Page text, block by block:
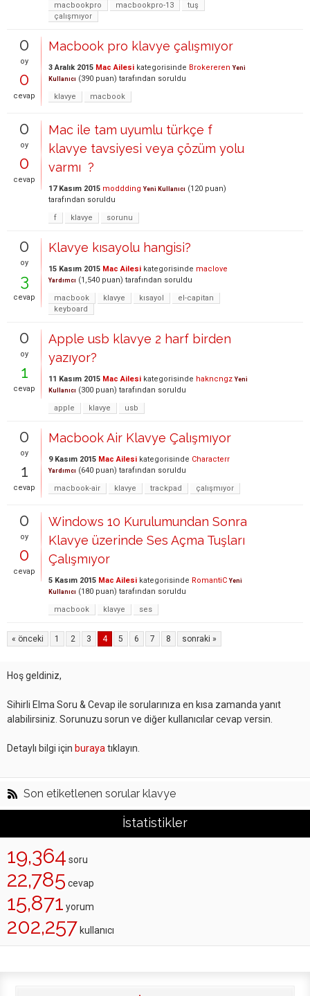
macbookpro
macbookpro-13
tuş
çalışmıyor
0
oy
0
cevap
Macbook pro klavye çalışmıyor
3 Aralık 2015 Mac Ailesi kategorisinde Brokereren Yeni
Kullanıcı (390 puan) tarafından soruldu
klavye
macbook
0
oy
0
cevap
Mac ile tam uyumlu türkçe f
klavye tavsiyesi veya çözüm yolu
varmı ?
17 Kasım 2015 moddding Yeni Kullanıcı (120 puan)
tarafından soruldu
f
klavye sorunu
0
oy
3
cevap
Klavye kısayolu hangisi?
15 Kasım 2015 Mac Ailesi kategorisinde maclove
Yardımcı (1,540 puan) tarafından soruldu
macbook
klavye kısayol
el-capitan
keyboard
0
oy
1
cevap
Apple usb klavye 2 harf birden
yazıyor?
11 Kasım 2015 Mac Ailesi kategorisinde hakncngz Yeni
Kullanıcı (300 puan) tarafından soruldu
apple
klavye usb
0
oy
1
cevap
Macbook Air Klavye Çalışmıyor
9 Kasım 2015 Mac Ailesi kategorisinde Characterr
Yardımcı (640 puan) tarafından soruldu
macbook-air
klavye trackpad çalışmıyor
0
oy
0
cevap
Windows 10 Kurulumundan Sonra
Klavye üzerinde Ses Açma Tuşları
Çalışmıyor
5 Kasım 2015 Mac Ailesi kategorisinde RomantiC Yeni
Kullanıcı (180 puan) tarafından soruldu
macbook
klavye ses
« önceki 1 2 3 4 5 6 7 8 sonraki »
Hoş geldiniz,
Sihirli Elma Soru & Cevap ile sorularınıza en kısa zamanda yanıt
alabilirsiniz. Sorunuzu sorun ve diğer kullanıcılar cevap versin.
Detaylı bilgi için buraya tıklayın.
Son etiketlenen sorular klavye
İstatistikler
19,364 soru
22,785 cevap
15,871 yorum
202,257 kullanıcı